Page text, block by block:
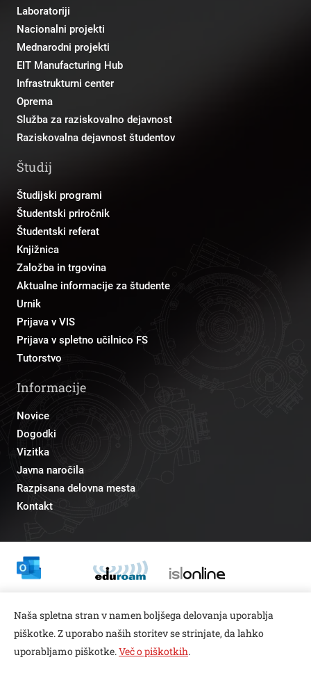
Laboratoriji
Nacionalni projekti
Mednarodni projekti
EIT Manufacturing Hub
Infrastrukturni center
Oprema
Služba za raziskovalno dejavnost
Raziskovalna dejavnost študentov
Študij
Študijski programi
Študentski priročnik
Študentski referat
Knjižnica
Založba in trgovina
Aktualne informacije za študente
Urnik
Prijava v VIS
Prijava v spletno učilnico FS
Tutorstvo
Informacije
Novice
Dogodki
Vizitka
Javna naročila
Razpisana delovna mesta
Kontakt
pr@fs.uni-lj.si
Naša spletna stran v namen boljšega delovanja uporablja
piškotke. Z uporabo naših storitev se strinjate, da lahko
uporabljamo piškotke.Več o piškotkih.